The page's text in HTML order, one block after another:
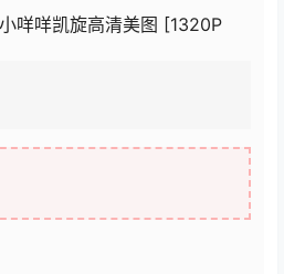
咩咩凯旋高清美图 [1320P